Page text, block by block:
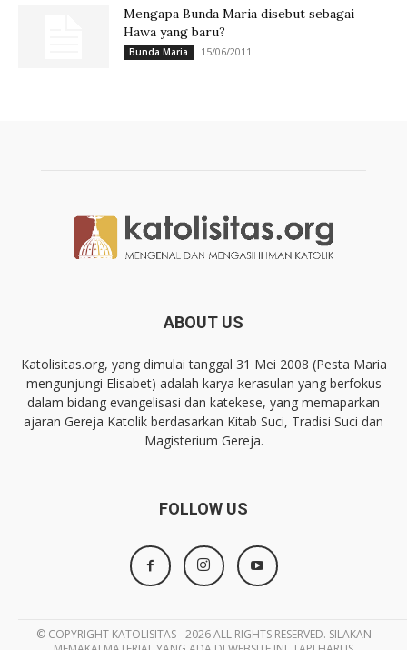
Mengapa Bunda Maria disebut sebagai
Hawa yang baru?
Bunda Maria 15/06/2011
ABOUT US
Katolisitas.org, yang dimulai tanggal 31 Mei 2008 (Pesta Maria
mengunjungi Elisabet) adalah karya kerasulan yang berfokus
dalam bidang evangelisasi dan katekese, yang memaparkan
ajaran Gereja Katolik berdasarkan Kitab Suci, Tradisi Suci dan
Magisterium Gereja.
FOLLOW US
© COPYRIGHT KATOLISITAS - 2026 ALL RIGHTS RESERVED. SILAKAN